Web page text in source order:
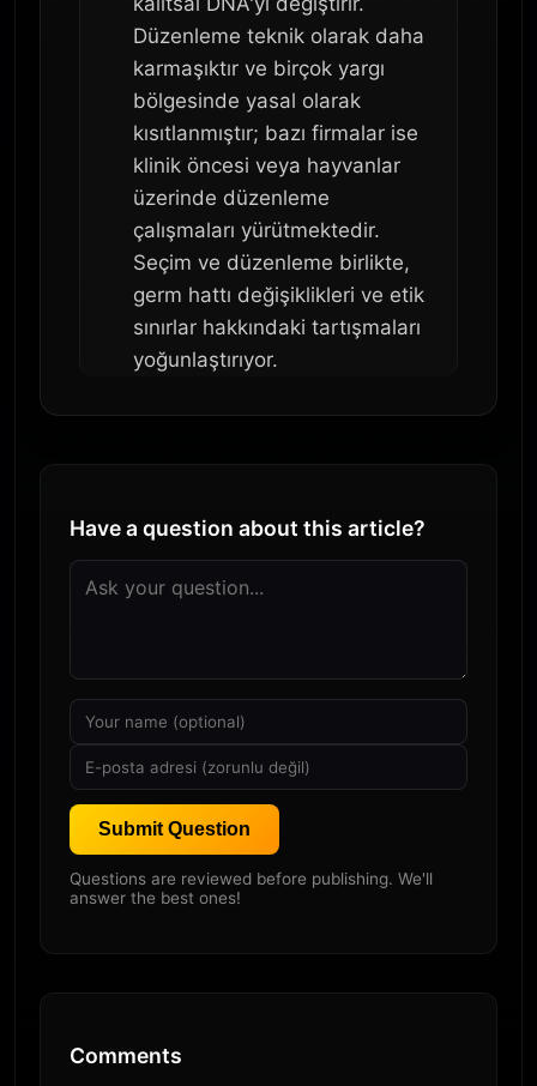
Düzenleme teknik olarak daha
karmaşıktır ve birçok yargı
bölgesinde yasal olarak
kısıtlanmıştır; bazı firmalar ise
klinik öncesi veya hayvanlar
üzerinde düzenleme
çalışmaları yürütmektedir.
Seçim ve düzenleme birlikte,
germ hattı değişiklikleri ve etik
sınırlar hakkındaki tartışmaları
yoğunlaştırıyor.
Have a question about this article?
Submit Question
Questions are reviewed before publishing. We'll
answer the best ones!
Comments